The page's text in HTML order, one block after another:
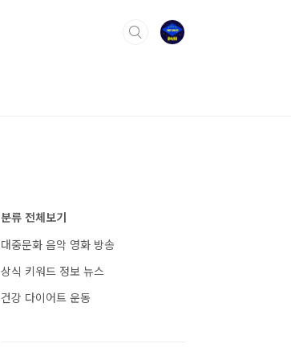
분류 전체보기
대중문화 음악 영화 방송
상식 키워드 정보 뉴스
건강 다이어트 운동